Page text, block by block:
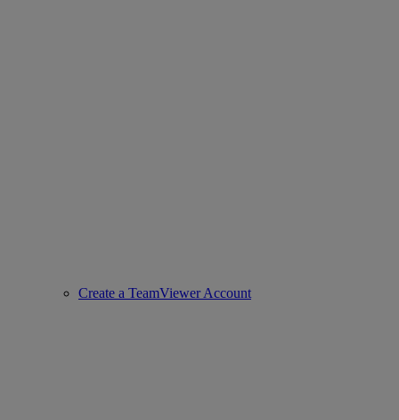
Create a TeamViewer Account